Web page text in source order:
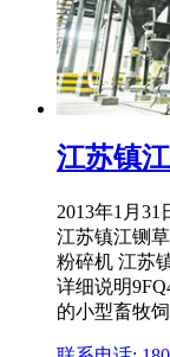
江苏镇
2013年1月
江苏镇江铡
粉碎机 江苏
详细说明
的小型畜牧